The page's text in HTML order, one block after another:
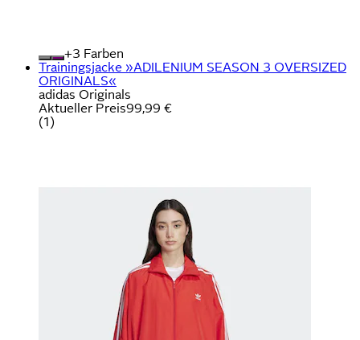
+
Farben
Trainingsjacke »ADILENIUM SEASON 3 OVERSIZED
ORIGINALS«
adidas Originals
Aktueller Preis99,99 €
(1)